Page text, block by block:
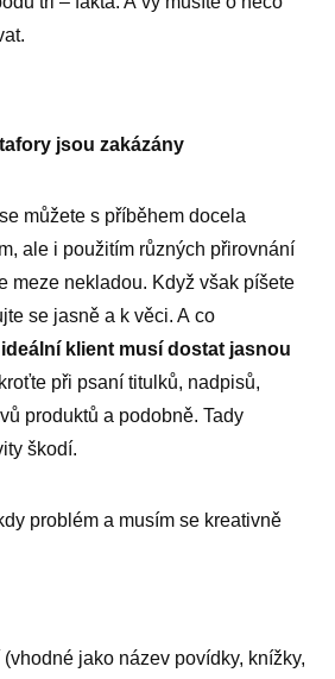
jsou zakázány
můžete s příběhem docela
ale i použitím různých přirovnání
meze nekladou. Když však píšete
se jasně a k věci. A co
ideální klient musí dostat jasnou
při psaní titulků, nadpisů,
produktů a podobně. Tady
škodí.
problém a musím se kreativně
jako název povídky, knížky,